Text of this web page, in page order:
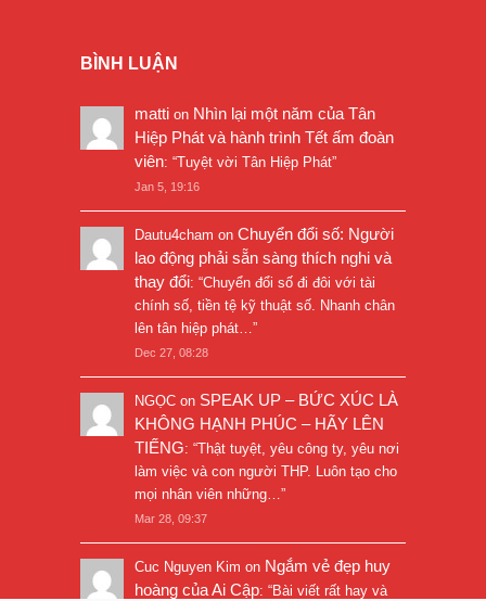
BÌNH LUẬN
matti on Nhìn lại một năm của Tân
Hiệp Phát và hành trình Tết ấm đoàn
viên: “Tuyệt vời Tân Hiệp Phát”
Jan 5, 19:16
Dautu4cham on Chuyển đổi số: Người
lao động phải sẵn sàng thích nghi và
thay đổi: “Chuyển đổi số đi đôi với tài
chính số, tiền tệ kỹ thuật số. Nhanh chân
lên tân hiệp phát… ”
Dec 27, 08:28
NGỌC on SPEAK UP – BỨC XÚC LÀ
KHÔNG HẠNH PHÚC – HÃY LÊN
TIẾNG: “Thật tuyệt, yêu công ty, yêu nơi
làm việc và con người THP. Luôn tạo cho
mọi nhân viên những… ”
Mar 28, 09:37
Cuc Nguyen Kim on Ngắm vẻ đẹp huy
hoàng của Ai Cập: “Bài viết rất hay và